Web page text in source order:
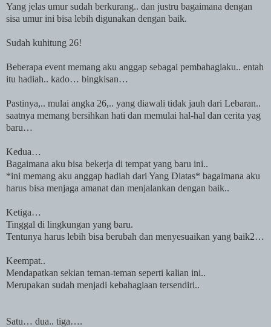
Yang jelas umur sudah berkurang.. dan justru bagaimana dengan
sisa umur ini bisa lebih digunakan dengan baik.
Sudah kuhitung 26!
Beberapa event memang aku anggap sebagai pembahagiaku.. entah
itu hadiah.. kado… bingkisan…
Pastinya,.. mulai angka 26,.. yang diawali tidak jauh dari Lebaran..
saatnya memang bersihkan hati dan memulai hal-hal dan cerita yag
baru…
Kedua…
Bagaimana aku bisa bekerja di tempat yang baru ini..
*ini memang aku anggap hadiah dari Yang Diatas* bagaimana aku
harus bisa menjaga amanat dan menjalankan dengan baik..
Ketiga…
Tinggal di lingkungan yang baru.
Tentunya harus lebih bisa berubah dan menyesuaikan yang baik2…
Keempat..
Mendapatkan sekian teman-teman seperti kalian ini..
Merupakan sudah menjadi kebahagiaan tersendiri..
Satu… dua.. tiga….